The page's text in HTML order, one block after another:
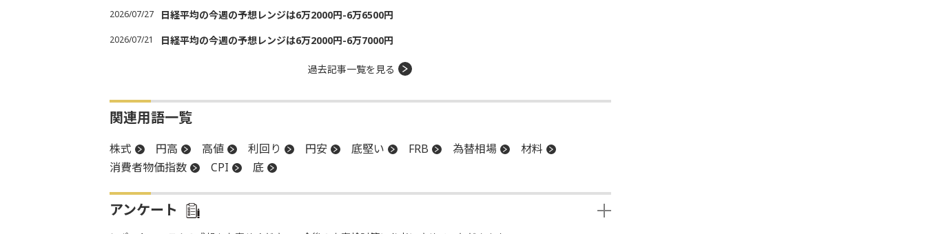
2026/07/27 日経平均の今週の予想レンジは6万2000円-6万6500円
2026/07/21 日経平均の今週の予想レンジは6万2000円-6万7000円
過去記事一覧を見る
関連用語一覧
株式 円高 高値 利回り 円安 底堅い FRB 為替相場
材料
消費者物価指数
CPI 底
アンケート